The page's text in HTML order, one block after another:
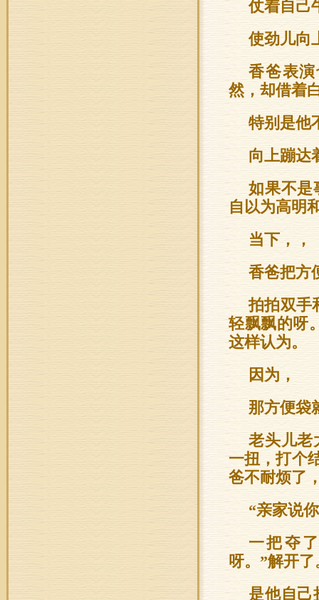
仗着自己
使劲儿向
香爸表
然，却借着
特别是他
向上蹦达
如果不是
自以为高明
当下，，
香爸把方
拍拍双手
轻飘飘的呀
这样认为。
因为，
那方便袋
老头儿老
一扭，打个
爸不耐烦了
“亲家说
一把夺
呀。”解开了
是他自己